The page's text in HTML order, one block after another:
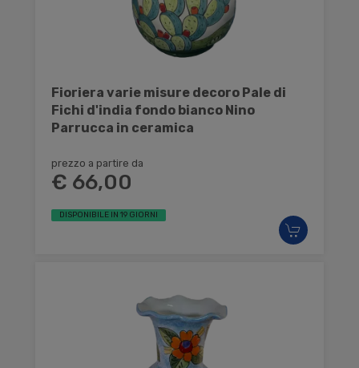
Fioriera varie misure decoro Pale di
Fichi d'india fondo bianco Nino
Parrucca in ceramica
prezzo a partire da
€ 66,00
DISPONIBILE IN 19 GIORNI